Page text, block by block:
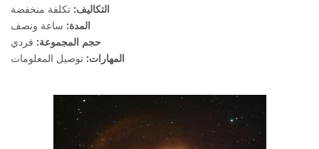
التكاليف: تكلفة منخفضة
المدة: ساعة ونصف
حجم المجموعة: فردي
المهارات: توصيل المعلومات